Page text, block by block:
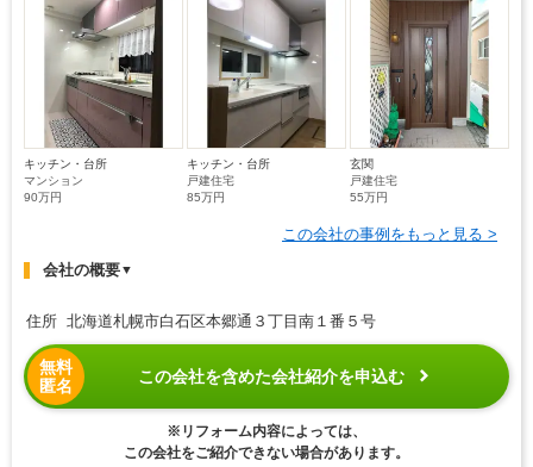
キッチン・台所
マンション
90万円
キッチン・台所
戸建住宅
85万円
玄関
戸建住宅
55万円
この会社の事例をもっと見る >
会社の概要▼
住所 北海道札幌市白石区本郷通３丁目南１番５号
無料
匿名
この会社を含めた会社紹介を申込む
※リフォーム内容によっては、
この会社をご紹介できない場合があります。